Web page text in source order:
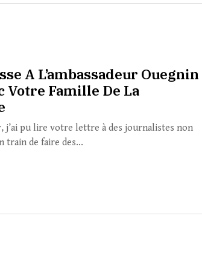
A L’ambassadeur Ouegnin
Votre Famille De La
j’ai pu lire votre lettre à des journalistes non
train de faire des...